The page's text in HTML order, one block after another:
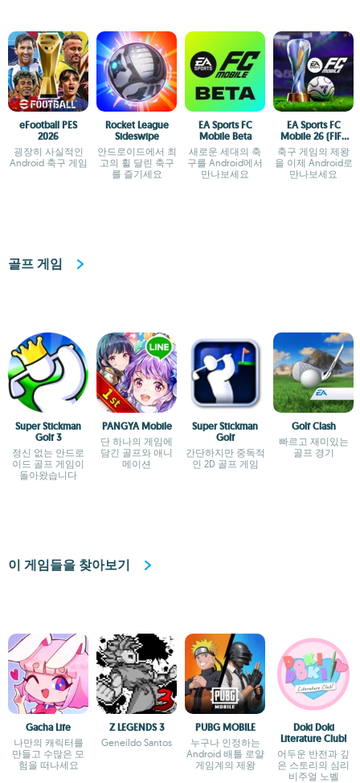
eFootball PES
2026
굉장히 사실적인
Android 축구 게임
Rocket League
Sideswipe
안드로이드에서 최
고의 휠 달린 축구
를 즐기세요
EA Sports FC
Mobile Beta
새로운 세대의 축
구를 Android에서
만나보세요
EA Sports FC
Mobile 26 (FIFA
Soccer)
축구 게임의 제왕
을 이제 Android로
만나보세요
골프 게임
Super Stickman
Golf 3
정신 없는 안드로
이드 골프 게임이
돌아왔습니다
PANGYA Mobile
단 하나의 게임에
담긴 골프와 애니
메이션
Super Stickman
Golf
간단하지만 중독적
인 2D 골프 게임
Golf Clash
빠르고 재미있는
골프 경기
이 게임들을 찾아보기
Gacha Life
나만의 캐릭터를
만들고 수많은 모
험을 떠나세요
Z LEGENDS 3
Geneildo Santos
PUBG MOBILE
누구나 인정하는
Android 배틀 로얄
게임계의 제왕
Doki Doki
Literature Club!
어두운 반전과 깊
은 스토리의 심리
비주얼 노벨